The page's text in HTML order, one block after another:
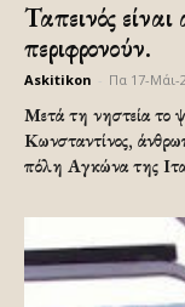
Ταπεινός
περιφρονούν.
Askitikon Πα 17-Μάι-
Μετά τη νηστεία το
Κωνσταντίνος,
πόλη Αγκώνα της